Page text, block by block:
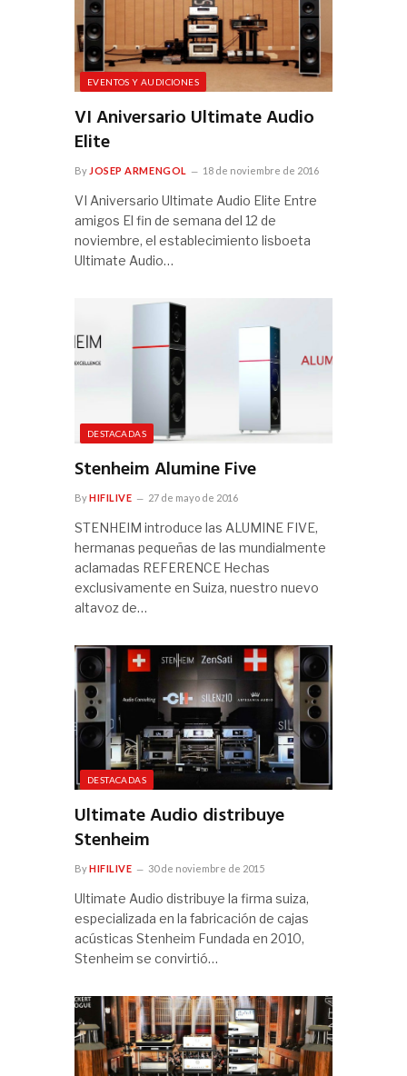
EVENTOS Y AUDICIONES
VI Aniversario Ultimate Audio
Elite
By JOSEP ARMENGOL 18 de noviembre de 2016
VI Aniversario Ultimate Audio Elite Entre
amigos El fin de semana del 12 de
noviembre, el establecimiento lisboeta
Ultimate Audio…
DESTACADAS
Stenheim Alumine Five
ByHIFILIVE 27 de mayo de 2016
STENHEIM introduce las ALUMINE FIVE,
hermanas pequeñas de las mundialmente
aclamadas REFERENCE Hechas
exclusivamente en Suiza, nuestro nuevo
altavoz de…
DESTACADAS
Ultimate Audio distribuye
Stenheim
ByHIFILIVE 30 de noviembre de 2015
Ultimate Audio distribuye la firma suiza,
especializada en la fabricación de cajas
acústicas Stenheim Fundada en 2010,
Stenheim se convirtió…